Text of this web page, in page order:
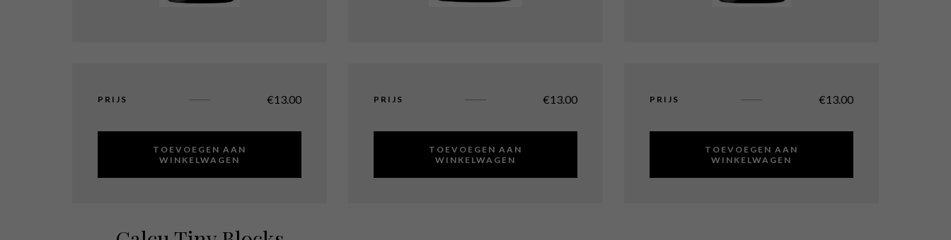
PRIJS €13.00
TOEVOEGEN AAN
WINKELWAGEN
PRIJS €13.00
TOEVOEGEN AAN
WINKELWAGEN
PRIJS €13.00
TOEVOEGEN AAN
WINKELWAGEN